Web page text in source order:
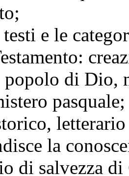
testi e le
popolo di Dio,
la
di salvezza